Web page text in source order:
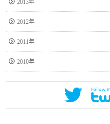
2013年
2012年
2011年
2010年